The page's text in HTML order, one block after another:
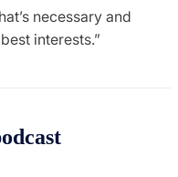
necessary and
interests.”